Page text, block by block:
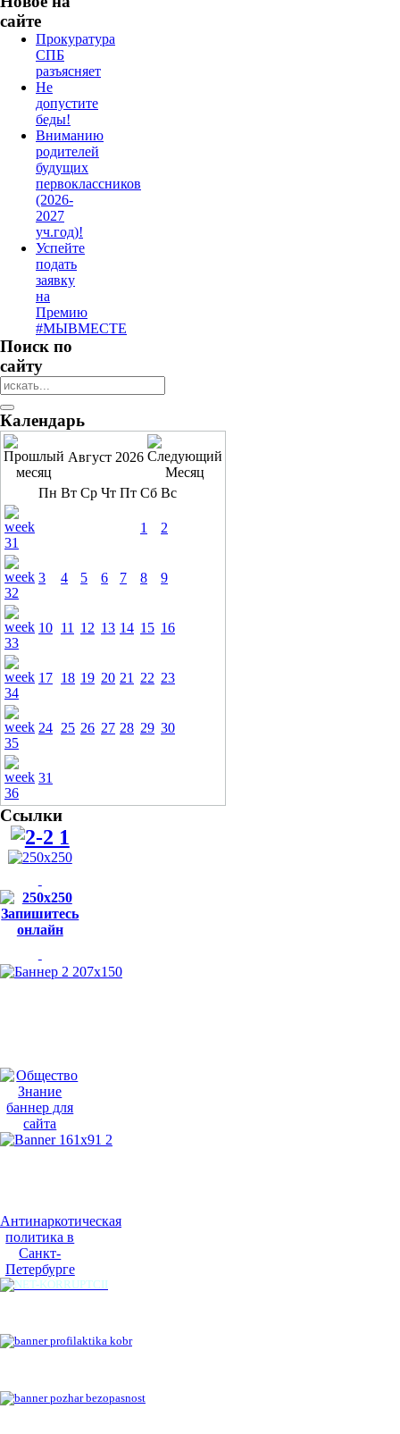
сайте
Прокуратура
СПБ
разъясняет
Не
допустите
беды!
Вниманию
родителей
будущих
первоклассников
(2026-
2027
уч.год)!
Успейте
подать
заявку
на
Премию
#МЫВМЕСТЕ
Поиск по
сайту
Календарь
Август 2026
Пн Вт Ср Чт Пт Сб Вс
1 2
3 4 5 6 7 8 9
10 11 12 13 14 15 16
17 18 19 20 21 22 23
24 25 26 27 28 29 30
31
Ссылки
Антинаркотическая
политика в
Санкт-
Петербурге